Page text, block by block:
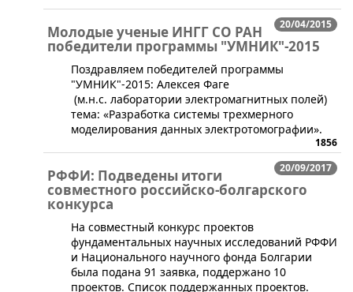
20/04/2015
Молодые ученые ИНГГ СО РАН
победители программы "УМНИК"-2015
​​Поздравляем победителей программы
"УМНИК"-2015​: Алексея Фаге​
(м.н.с. лаборатории электромагнитных полей​)
тема: «Разработка системы трехмерного
моделирования данных электротомографии».
1856
20/09/2017
РФФИ: Подведены итоги
совместного российско-болгарского
конкурса
​На совместный конкурс проектов
фундаментальных научных исследований РФФИ
и Национального научного фонда Болгарии
была подана 91 заявка, поддержано 10
проектов. Список поддержанных проектов.